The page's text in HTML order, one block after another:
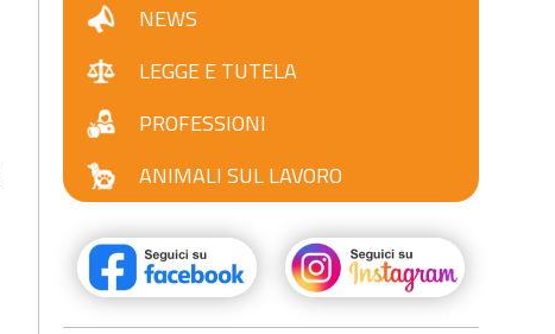
NEWS
LEGGE E TUTELA
PROFESSIONI
ANIMALI SUL LAVORO